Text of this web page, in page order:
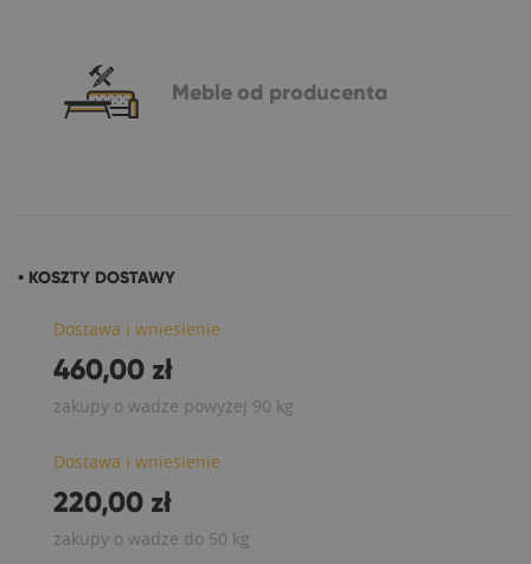
Meble od producenta
• KOSZTY DOSTAWY
Dostawa i wniesienie
460,00 zł
zakupy o wadze powyżej 90 kg
Dostawa i wniesienie
220,00 zł
zakupy o wadze do 50 kg